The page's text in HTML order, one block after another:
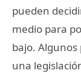
pueden
medio para
bajo.
una